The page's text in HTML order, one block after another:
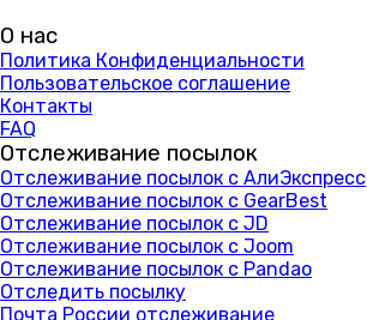
О нас
Политика Конфиденциальности
Пользовательское соглашение
Контакты
FAQ
Отслеживание посылок
Отслеживание посылок с АлиЭкспресс
Отслеживание посылок с GearBest
Отслеживание посылок с JD
Отслеживание посылок с Joom
Отслеживание посылок с Pandao
Отследить посылку
Почта России отслеживание